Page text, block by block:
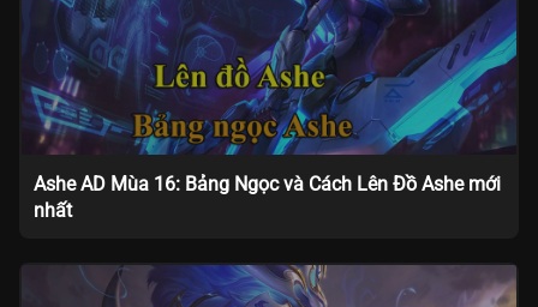
Ashe AD Mùa 16: Bảng Ngọc và Cách Lên Đồ Ashe mới
nhất